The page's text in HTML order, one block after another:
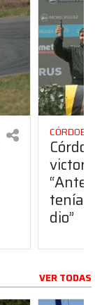
dio”
VER TODAS